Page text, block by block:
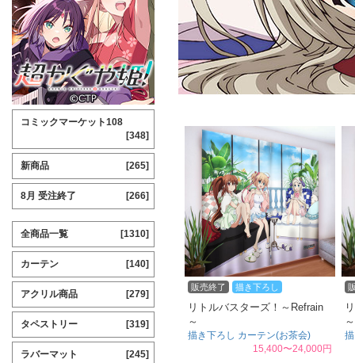
販売終了 描き下ろし
リトルバスターズ！～Refrain
～
描き下ろし カーテン(お茶会)
15,400〜24,000円
～
コミックマーケット108
[348]
新商品 [265]
8月 受注終了 [266]
全商品一覧 [1310]
カーテン [140]
アクリル商品 [279]
タペストリー [319]
ラバーマット [245]